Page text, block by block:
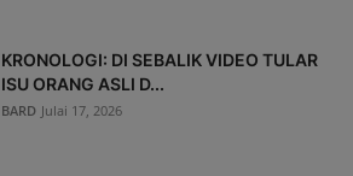
KRONOLOGI: DI SEBALIK VIDEO TULAR
ISU ORANG ASLI D...
BARD Julai 17, 2026